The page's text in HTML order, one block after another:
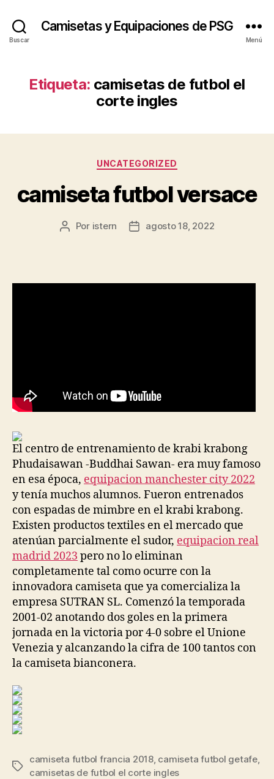
Buscar
Camisetas y Equipaciones de PSG
Menú
Etiqueta: camisetas de futbol el
corte ingles
Categorías
UNCATEGORIZED
camiseta futbol versace
Autor
Por istern
Fechaagosto 18, 2022
El centro de entrenamiento de krabi krabong
Phudaisawan -Buddhai Sawan- era muy famoso
en esa época, equipacion manchester city 2022
y tenía muchos alumnos. Fueron entrenados
con espadas de mimbre en el krabi krabong.
Existen productos textiles en el mercado que
atenúan parcialmente el sudor, equipacion real
madrid 2023 pero no lo eliminan
completamente tal como ocurre con la
innovadora camiseta que ya comercializa la
empresa SUTRAN SL. Comenzó la temporada
2001-02 anotando dos goles en la primera
jornada en la victoria por 4-0 sobre el Unione
Venezia y alcanzando la cifra de 100 tantos con
la camiseta bianconera.
Etiquetas
camiseta futbol francia 2018, camiseta futbol getafe,
camisetas de futbol el corte ingles